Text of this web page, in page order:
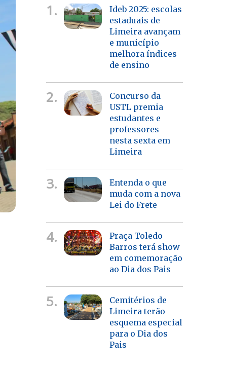
1.
Ideb 2025: escolas
estaduais de
Limeira avançam
e município
melhora índices
de ensino
2.
Concurso da
USTL premia
estudantes e
professores
nesta sexta em
Limeira
3.
Entenda o que
muda com a nova
Lei do Frete
4.
Praça Toledo
Barros terá show
em comemoração
ao Dia dos Pais
5.
Cemitérios de
Limeira terão
esquema especial
para o Dia dos
Pais